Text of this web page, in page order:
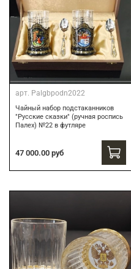
арт. Palgbpodn2022
Чайный набор подстаканников
"Русские сказки" (ручная роспись
Палех) №22 в футляре
47 000.00 руб